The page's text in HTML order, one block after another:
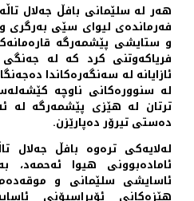
ھەر لە سلێمانی بافڵ جەلال
فەرماندەی لیوای سێی بەرگری
و ستایشی پێشمەرگە
فریاکەوتنی کرد کە لە
ئازایانە لە سەنگەرەکاندا
لە سنوورەکانی ناوچە
ترتان لە ھێزی پێشمەرگە لە
دەستی تیرۆر دەپارێزن.
لەلایەکی ترەوە بافڵ جەلال
ئامادەبوونی ھیوا ئەحمەد،
ئاسایشی سلێمانی و
ھێزەکانی ئۆپراسیۆنی